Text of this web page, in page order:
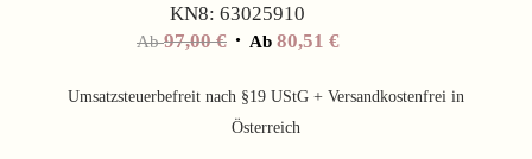
KN8: 63025910
Ab97,00€ Ab 80,51 €
Umsatzsteuerbefreit nach §19 UStG + Versandkostenfrei in
Österreich